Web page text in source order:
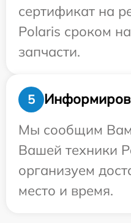
сертификат на
Polaris сроком
запчасти.
5
Мы сообщим Вам
Вашей техники
организуем
место и время.